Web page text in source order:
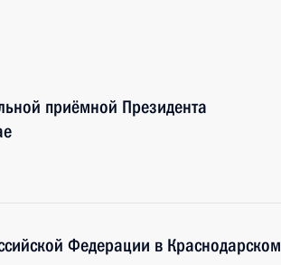
приёмной Президента
Федерации в Краснодарском